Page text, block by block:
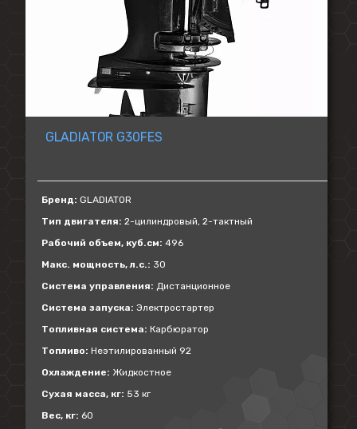
GLADIATOR G30FES
Бренд: GLADIATOR
Тип двигателя: 2-цилиндровый, 2-тактный
Рабочий объем, куб.см: 496
Макс. мощность, л.с.: 30
Система управления: Дистанционное
Система запуска: Электростартер
Топливная система: Карбюратор
Топливо: Неэтилированный 92
Охлаждение: Жидкостное
Сухая масса, кг: 53 кг
Вес, кг: 60